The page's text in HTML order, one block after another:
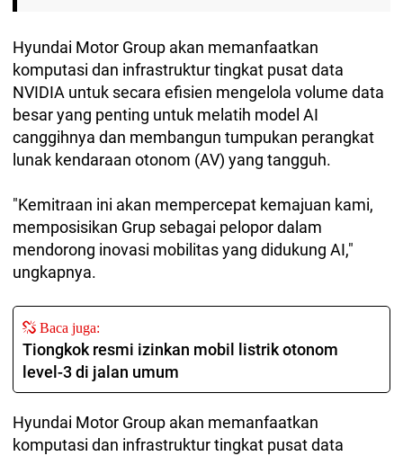
Hyundai Motor Group akan memanfaatkan
komputasi dan infrastruktur tingkat pusat data
NVIDIA untuk secara efisien mengelola volume data
besar yang penting untuk melatih model AI
canggihnya dan membangun tumpukan perangkat
lunak kendaraan otonom (AV) yang tangguh.
"Kemitraan ini akan mempercepat kemajuan kami,
memposisikan Grup sebagai pelopor dalam
mendorong inovasi mobilitas yang didukung AI,"
ungkapnya.
Baca juga:
Tiongkok resmi izinkan mobil listrik otonom
level-3 di jalan umum
Hyundai Motor Group akan memanfaatkan
komputasi dan infrastruktur tingkat pusat data